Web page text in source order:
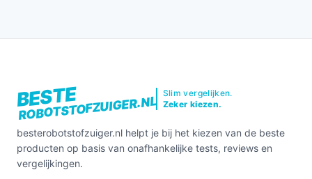
BESTE
ROBOTSTOFZUIGER.NL
Slim vergelijken.
Zeker kiezen.
besterobotstofzuiger.nl helpt je bij het kiezen van de beste
producten op basis van onafhankelijke tests, reviews en
vergelijkingen.